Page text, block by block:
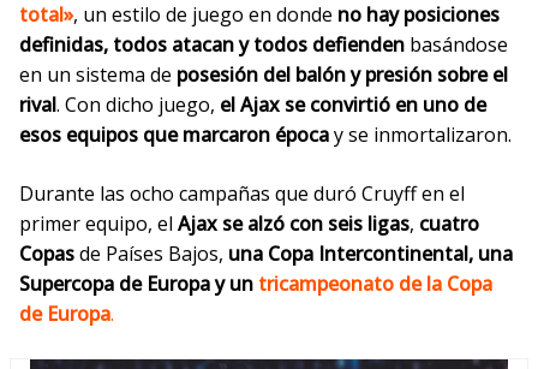
total», un estilo de juego en donde no hay posiciones
definidas, todos atacan y todos defienden basándose
en un sistema de posesión del balón y presión sobre el
rival. Con dicho juego, el Ajax se convirtió en uno de
esos equipos que marcaron épocay se inmortalizaron.
Durante las ocho campañas que duró Cruyff en el
primer equipo, el Ajax se alzó con seis ligas, cuatro
Copasde Países Bajos, una Copa Intercontinental, una
Supercopa de Europa y un tricampeonato de la Copa
de Europa.